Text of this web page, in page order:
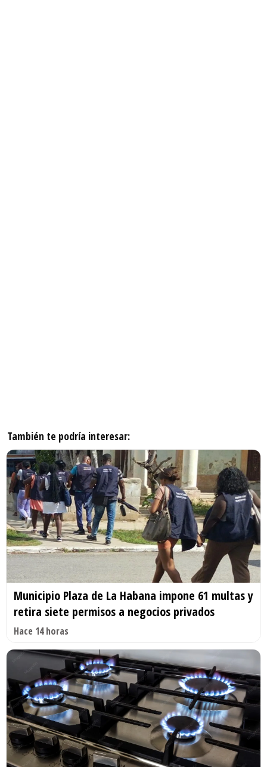
También te podría interesar:
Municipio Plaza de La Habana impone 61 multas y
retira siete permisos a negocios privados
Hace 14 horas